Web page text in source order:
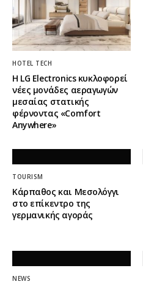
HOTEL TECH
Η LG Electronics κυκλοφορεί
νέες μονάδες αεραγωγών
μεσαίας στατικής
φέρνοντας «Comfort
Anywhere»
TOURISM
Κάρπαθος και Μεσολόγγι
στο επίκεντρο της
γερμανικής αγοράς
NEWS